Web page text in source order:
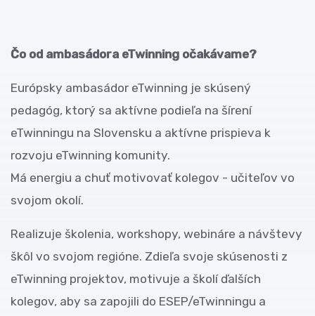
Čo od ambasádora eTwinning očakávame?
Európsky ambasádor eTwinning je skúsený
pedagóg, ktorý sa aktívne podieľa na šírení
eTwinningu na Slovensku a aktívne prispieva k
rozvoju eTwinning komunity.
Má energiu a chuť motivovať kolegov - učiteľov vo
svojom okolí.
Realizuje školenia, workshopy, webináre a návštevy
škôl vo svojom regióne. Zdieľa svoje skúsenosti z
eTwinning projektov, motivuje a školí ďalších
kolegov, aby sa zapojili do ESEP/eTwinningu a